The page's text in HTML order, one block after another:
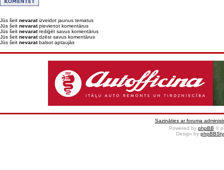
Jūs šeit nevaratizveidot jaunus tematus
Jūs šeit nevaratpievienot komentārus
Jūs šeit nevaratrediģēt savus komentārus
Jūs šeit nevaratdzēst savus komentārus
Jūs šeit nevaratbalsot aptaujās
Sazināties ar foruma
Powered by phpBB ©
Design by